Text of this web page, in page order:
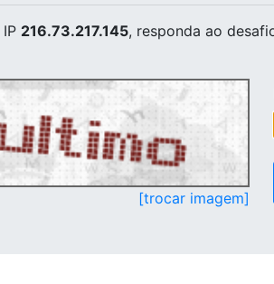
216.73.217.145, responda ao
[trocar imagem]